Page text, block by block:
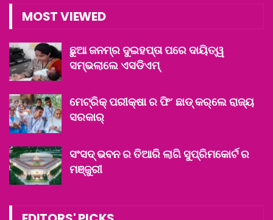
MOST VIEWED
ଛୁଆ ଜନମ୍‌ର ଦୁଇହପ୍ତା ପରେ ଦାୟିତ୍ୱ
ସମ୍ଭଲାଲେ ଏସଡିଏମ୍‌
ମେଟ୍ରିକ୍ ପରୀକ୍ଷା ର ଫି’ ଛାଡ୍ କର୍‌ଲେ ରାଜ୍ୟ
ସରକାର୍
ସଂସଦ୍ ଭବନ ର ତିଆରି ଲାଗି ସୁପ୍ରିମକୋର୍ଟ ର
ମଞ୍ଜୁରୀ